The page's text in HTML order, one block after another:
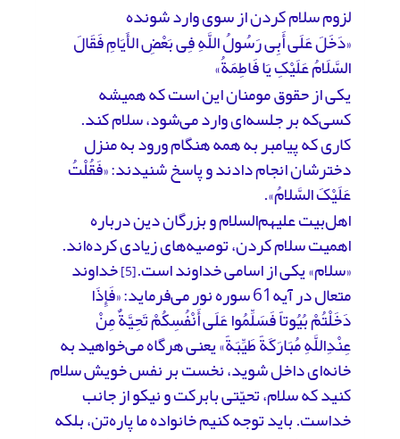
لزوم سلام کردن از سوی وارد شونده
«دَخَلَ عَلَى أَبِی رَسُولُ اللَّهِ فِی بَعْضِ الأَیَامِ فَقَالَ
السَّلَامُ عَلَیْکِ یَا فَاطِمَةُ»
یکی از حقوق مومنان این است که همیشه
کسی‌که بر جلسه‌ای وارد می‌شود، سلام کند.
کاری که پیامبر به همه هنگام ورود به منزل
دخترشان انجام دادند و پاسخ شنیدند: «فَقُلْتُ
عَلَیْکَ السَّلامُ».
اهل‌بیت علیهم‌السلام و بزرگان دین درباره
اهمیت سلام کردن، توصیه‌های زیادی کرده‌اند.
«سلام» یکی از اسامی خداوند است.[5] خداوند
متعال در آیه‌61 سوره نور می‌فرماید: «فَإِذَا
دَخَلْتُمْ بُیُوتاً فَسَلِّمُوا عَلَى أَنْفُسِکُمْ تَحِیَّةٌ مِنْ
عِنْدِاللَّهِ مُبَارَکَةً طَیِّبَةً» یعنی هرگاه می‌خواهید به
خانه‌ای داخل شوید، نخست بر نفس خویش سلام
کنید که سلام، تحیّتی بابرکت و نیکو از جانب
خداست. باید توجه کنیم خانواده ما پاره‌تن، بلکه